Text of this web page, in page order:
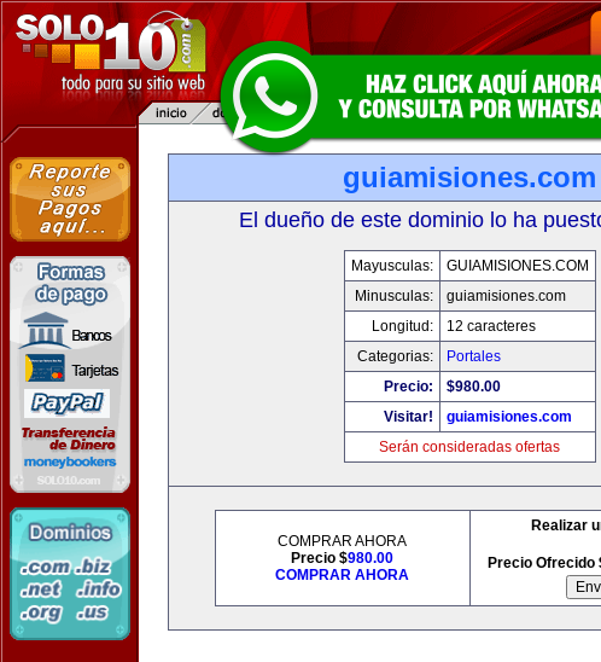
guiamisiones.com
El dueño de este dominio lo ha
Mayusculas:
GUIAMISIONES.COM
Minusculas:
guiamisiones.com
Longitud:
12 caracteres
Categorias:
Portales
Precio:
$980.00
Visitar!
guiamisiones.com
Serán consideradas ofertas
COMPRAR AHORA
Precio $980.00
COMPRAR AHORA
Realizar
Precio Ofrecido